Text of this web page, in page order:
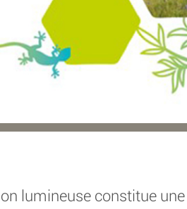
lumineuse constitue